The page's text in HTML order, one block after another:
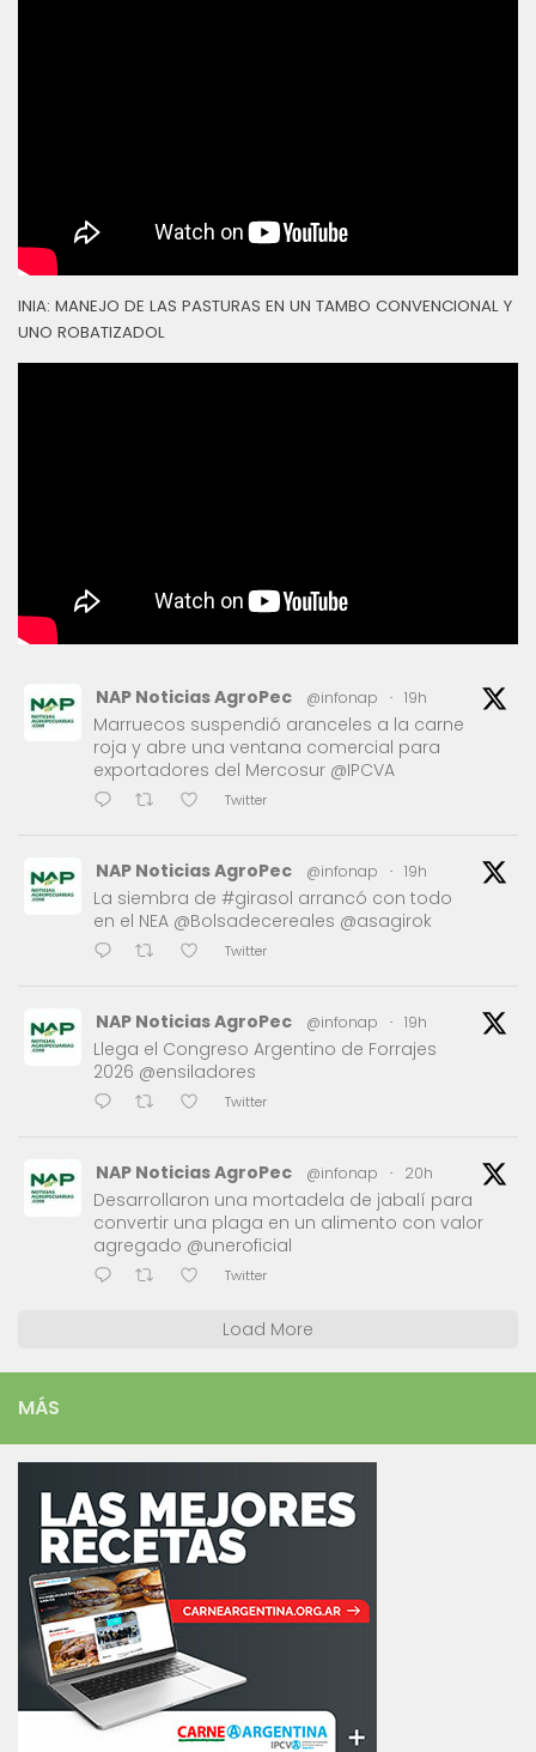
INIA: MANEJO DE LAS PASTURAS EN UN TAMBO CONVENCIONAL Y
UNO ROBATIZADOL
NAP Noticias AgroPec @infonap · 19h
Marruecos suspendió aranceles a la carne
roja y abre una ventana comercial para
exportadores del Mercosur @IPCVA
Twitter
NAP Noticias AgroPec @infonap · 19h
La siembra de #girasol arrancó con todo
en el NEA @Bolsadecereales @asagirok
Twitter
NAP Noticias AgroPec @infonap · 19h
Llega el Congreso Argentino de Forrajes
2026 @ensiladores
Twitter
NAP Noticias AgroPec @infonap · 20h
Desarrollaron una mortadela de jabalí para
convertir una plaga en un alimento con valor
agregado @uneroficial
Twitter
Load More
MÁS